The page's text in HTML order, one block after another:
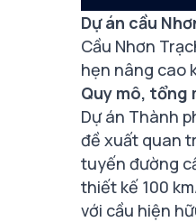
Dự án cầu
Cầu Nhơn
hẹn nâng cao
Quy mô, tổng
Dự án Thành
đề xuất quan
tuyến đường
thiết kế 100
với cầu hiện